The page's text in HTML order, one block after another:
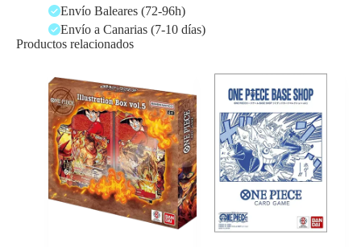
Envío Baleares (72-96h)
Envío a Canarias (7-10 días)
Productos relacionados